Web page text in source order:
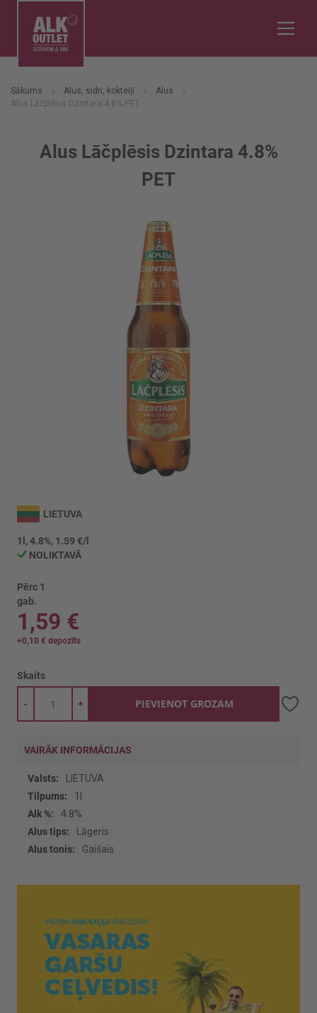
Sākums Alus, sidri, kokteiļi
Alus
Alus Lāčplēsis Dzintara 4.8% PET
Alus Lāčplēsis Dzintara 4.8%
PET
uz
galerijas
sākumu
LIETUVA
1l, 4.8%, 1.59 €/l
NOLIKTAVĀ
Pērc 1
gab.
1,59 €
+0,10 € depozīts
Skaits
+
- PIEVIENOT GROZAM
VAIRĀK INFORMĀCIJAS
Vairāk
informācijas
LIETUVA
1l
4.8%
Lāgeris
Gaišais